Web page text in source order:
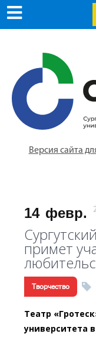
Версия сайта
14 февр.
примет
Творчество
Театр
университета